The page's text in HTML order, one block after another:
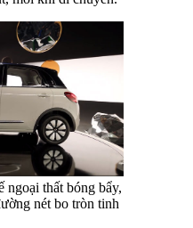
thất bóng bẩy,
nét bo tròn tinh